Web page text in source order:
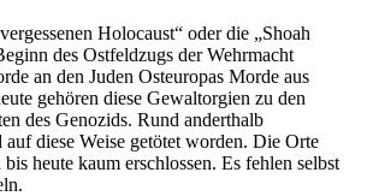
Holocaust“ oder die „Shoah
des Ostfeldzugs der Wehrmacht
an den Juden Osteu­ropas Morde aus
gehören diese Gewalt­orgien zu den
des Genozids. Rund anderthalb
diese Weise getötet worden. Die Orte
bis heute kaum erschlossen. Es fehlen selbst